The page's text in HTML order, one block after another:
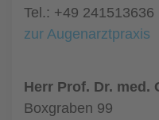
Tel.: +49 241513636
zur Augenarztpraxis
Herr Prof. Dr. med.
Boxgraben 99